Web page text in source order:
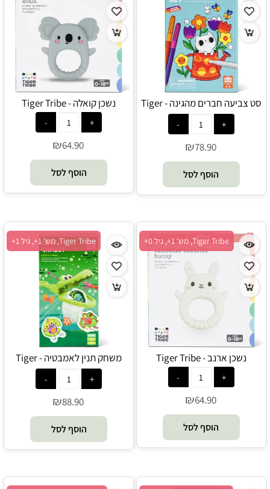
סט צביעה חברים מהגינה - Tiger
₪78.90
הוסף לסל
נשכן קואלה - Tiger Tribe
₪64.90
הוסף לסל
Tiger Tribe, מש' 1+, גיל 0+
נשכן ארנב - Tiger Tribe
₪64.90
הוסף לסל
Tiger Tribe, מש' 1+, גיל 1+
משחק תנין לאמבטיה - Tiger
₪88.90
הוסף לסל